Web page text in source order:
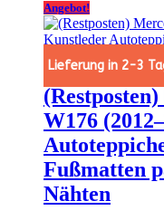
Angebot!
Lieferung in 2-3
W176
Fußmatten
Nähten